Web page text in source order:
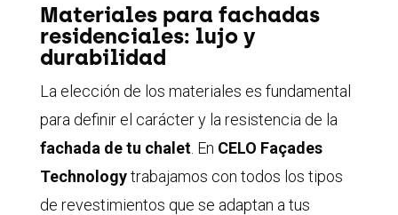
Materiales para fachadas
residenciales: lujo y
durabilidad
La elección de los materiales es fundamental
para definir el carácter y la resistencia de la
fachada de tu chalet. En CELO Façades
Technologytrabajamos con todos los tipos
de revestimientos que se adaptan a tus